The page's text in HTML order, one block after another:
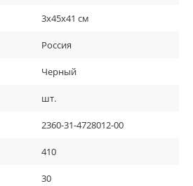
3х45х41 см
Россия
Черный
шт.
2360-31-4728012-00
410
30